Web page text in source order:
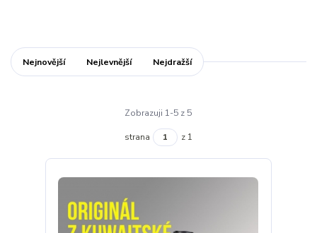
Nejnovější Nejlevnější Nejdražší
Zobrazuji 1-5 z 5
strana z 1